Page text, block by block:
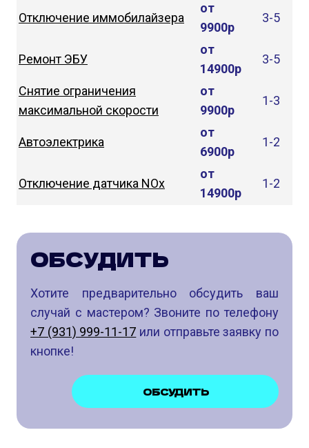
Отключение иммобилайзера
от
9900р
3-5
Ремонт ЭБУ
от
14900р
3-5
Снятие ограничения
максимальной скорости
от
9900р
1-3
Автоэлектрика
от
6900р
1-2
Отключение датчика NOx
от
14900р
1-2
ОБСУДИТЬ
Хотите предварительно обсудить ваш
случай с мастером? Звоните по телефону
+7 (931) 999-11-17 или отправьте заявку по
кнопке!
ОБСУДИТЬ